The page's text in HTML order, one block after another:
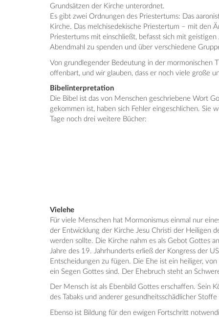
Grundsätzen der Kirche unterordnet.
Es gibt zwei Ordnungen des Priestertums: Das
Kirche. Das melchisedekische Priestertum – mit den
Priestertums mit einschließt, befasst sich mit
Abendmahl zu spenden und über verschiedene
Von grundlegender Bedeutung in der mormonischen
offenbart, und wir glauben, dass er noch viele große
Bibelinterpretation
Die Bibel ist das von Menschen geschriebene Wort
gekommen ist, haben sich Fehler eingeschlichen. Sie
Tage noch drei weitere Bücher:
Vielehe
Für viele Menschen hat Mormonismus einmal nur
der Entwicklung der Kirche Jesu Christi der Heiligen
werden sollte. Die Kirche nahm es als Gebot Gottes
Jahre des 19. Jahrhunderts erließ der Kongress der
Entscheidungen zu fügen. Die Ehe ist ein heiliger,
ein Segen Gottes sind. Der Ehebruch steht an
Der Mensch ist als Ebenbild Gottes erschaffen. Sein
des Tabaks und anderer gesundheitsschädlicher
Ebenso ist Bildung für den ewigen Fortschritt